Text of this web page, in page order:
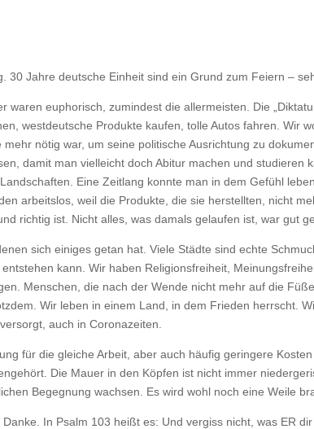
30 Jahre deutsche Einheit sind ein Grund zum Feiern –
euphorisch, zumindest die allermeisten. Die
westdeutsche Produkte kaufen, tolle Autos fahren. Wir
nötig war, um seine politische Ausrichtung zu
damit man vielleicht doch Abitur machen und studieren
Eine Zeitlang konnte man in dem Gefühl
arbeitslos, weil die Produkte, die sie herstellten, nicht
richtig ist. Nicht alles, was damals gelaufen ist, war gut
sich einiges getan hat. Viele Städte sind echte
kann. Wir haben Religionsfreiheit,
Menschen, die nach der Wende nicht mehr auf die
Wir leben in einem Land, in dem Frieden herrscht.
auch in Coronazeiten.
für die gleiche Arbeit, aber auch häufig geringere
Die Mauer in den Köpfen ist nicht immer
Begegnung wachsen. Es wird wohl noch eine Weile
In Psalm 103 heißt es: Und vergiss nicht, was ER